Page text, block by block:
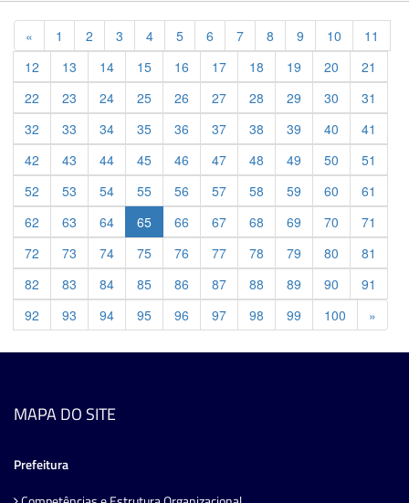
« Previous
1 2 3 4 5 6 7 8 9 10
11
12
13 14 15 16 17 18 19 20
21
22
23 24 25 26 27 28 29 30
31
32
33 34 35 36 37 38 39 40
41
42
43 44 45 46 47 48 49 50
51
52
53 54 55 56 57 58 59 60
61
62
63 64 65 66 67 68 69 70
71
72
73 74 75 76 77 78 79 80
81
82
83 84 85 86 87 88 89 90
91
92
93 94 95 96 97 98 99 100 »
MAPA DO SITE
Prefeitura